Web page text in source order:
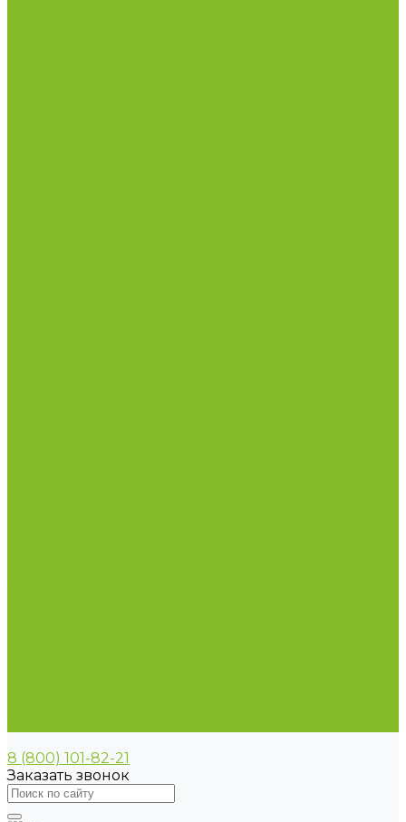
8 (800) 101-82-21
Заказать звонок